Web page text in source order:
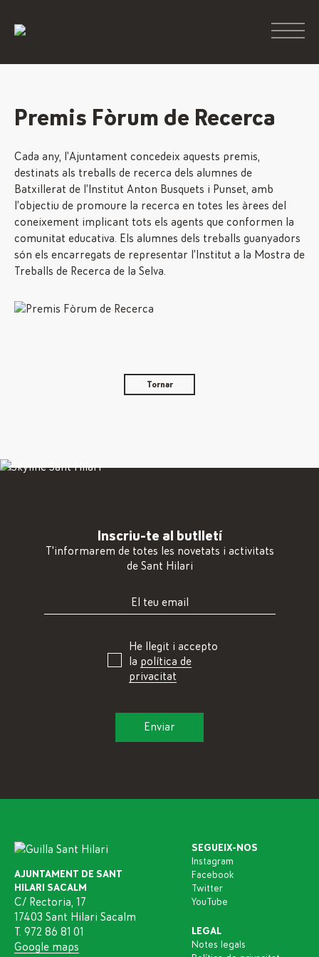
Premis Fòrum de Recerca
Cada any, l’Ajuntament concedeix aquests premis,
destinats als treballs de recerca dels alumnes de
Batxillerat de l’Institut Anton Busquets i Punset, amb
l’objectiu de promoure la recerca en totes les àrees del
coneixement implicant tots els agents que conformen la
comunitat educativa. Els alumnes dels treballs guanyadors
són els encarregats de representar l’Institut a la Mostra de
Treballs de Recerca de la Selva.
Tornar
Inscriu-te al butlletí
T'informarem de totes les novetats i activitats
de Sant Hilari
He llegit i accepto
la política de
privacitat
AJUNTAMENT DE SANT
HILARI SACALM
C/ Rectoria, 17
17403 Sant Hilari Sacalm
T. 972 86 81 01
Google maps
SEGUEIX-NOS
Instagram
Facebook
Twitter
YouTube
LEGAL
Notes legals